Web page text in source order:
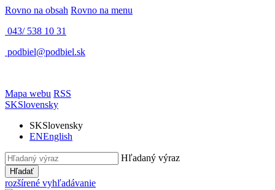
Rovno na obsah Rovno na menu
043/ 538 10 31
podbiel@podbiel.sk
Mapa webu RSS
SKSlovensky
SKSlovensky
ENEnglish
Hľadaný výraz
Hľadať
rozšírené vyhľadávanie